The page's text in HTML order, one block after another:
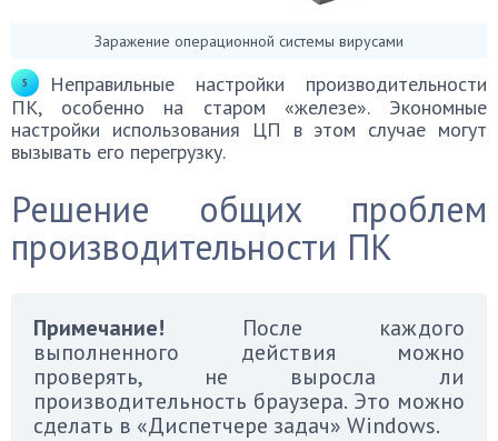
Заражение операционной системы вирусами
Неправильные настройки производительности
ПК, особенно на старом «железе». Экономные
настройки использования ЦП в этом случае могут
вызывать его перегрузку.
Решение общих проблем
производительности ПК
Примечание! После каждого
выполненного действия можно
проверять, не выросла ли
производительность браузера. Это можно
сделать в «Диспетчере задач» Windows.